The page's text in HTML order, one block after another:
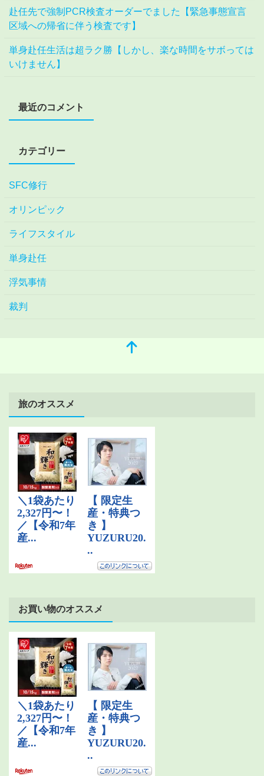
赴任先で強制PCR検査オーダーでました【緊急事態宣言
区域への帰省に伴う検査です】
単身赴任生活は超ラク勝【しかし、楽な時間をサボっては
いけません】
最近のコメント
カテゴリー
SFC修行
オリンピック
ライフスタイル
単身赴任
浮気事情
裁判
旅のオススメ
お買い物のオススメ